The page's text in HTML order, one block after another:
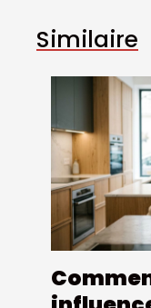
Similaire